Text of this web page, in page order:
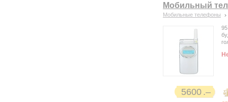
Мобильный
Мобильные телефоны
5600